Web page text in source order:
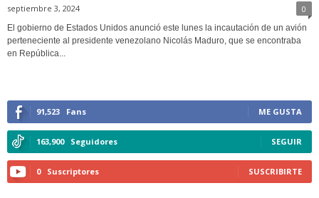
septiembre 3, 2024 0
El gobierno de Estados Unidos anunció este lunes la incautación de un avión
perteneciente al presidente venezolano Nicolás Maduro, que se encontraba
en República...
91,523 Fans ME GUSTA
163,900 Seguidores SEGUIR
0 Suscriptores SUSCRIBIRTE